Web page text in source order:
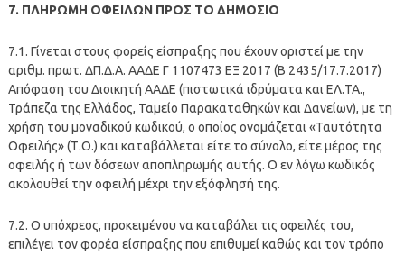
7. ΠΛΗΡΩΜΗ ΟΦΕΙΛΩΝ ΠΡΟΣ ΤΟ ΔΗΜΟΣΙΟ
7.1. Γίνεται στους φορείς είσπραξης που έχουν οριστεί με την
αριθμ. πρωτ. ΔΠ.Δ.Α. ΑΑΔΕ Γ 1107473 ΕΞ 2017 (Β 2435/17.7.2017)
Απόφαση του Διοικητή ΑΑΔΕ (πιστωτικά ιδρύματα και ΕΛ.ΤΑ.,
Τράπεζα της Ελλάδος, Ταμείο Παρακαταθηκών και Δανείων), με τη
χρήση του μοναδικού κωδικού, ο οποίος ονομάζεται «Ταυτότητα
Οφειλής» (Τ.Ο.) και καταβάλλεται είτε το σύνολο, είτε μέρος της
οφειλής ή των δόσεων αποπληρωμής αυτής. O εν λόγω κωδικός
ακολουθεί την οφειλή μέχρι την εξόφλησή της.
7.2. O υπόχρεος, προκειμένου να καταβάλει τις οφειλές του,
επιλέγει τον φορέα είσπραξης που επιθυμεί καθώς και τον τρόπο